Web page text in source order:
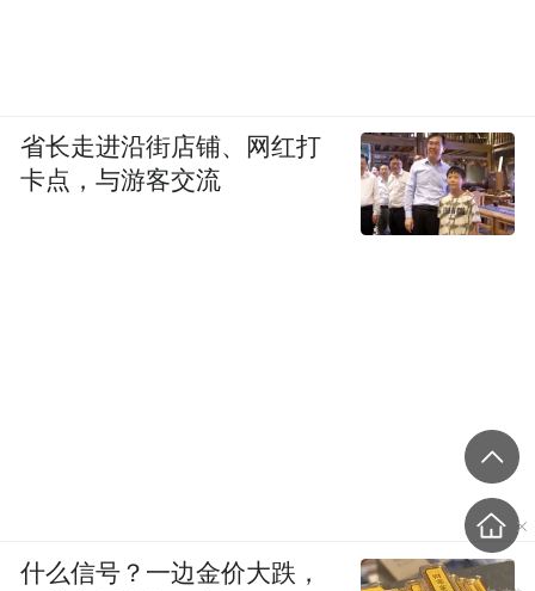
省长走进沿街店铺、网红打
卡点，与游客交流
什么信号？一边金价大跌，